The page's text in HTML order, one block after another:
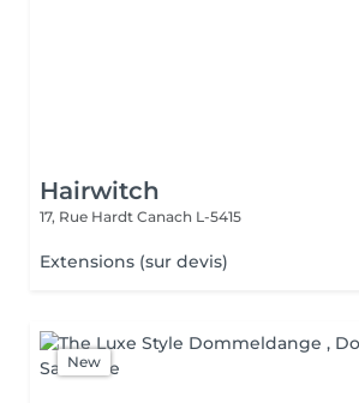
Hairwitch
17, Rue Hardt Canach L-5415
Extensions (sur devis)
New